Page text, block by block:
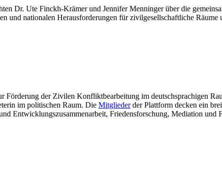
Dr. Ute Finckh-Krämer und Jennifer Menninger über die
und nationalen Herausforderungen für zivilgesellschaftliche
der Zivilen Konfliktbearbeitung im deutschsprachigen
im politischen Raum. Die Mitgliederder Plattform decken ein
Entwicklungszusammenarbeit, Friedensforschung, Mediation und